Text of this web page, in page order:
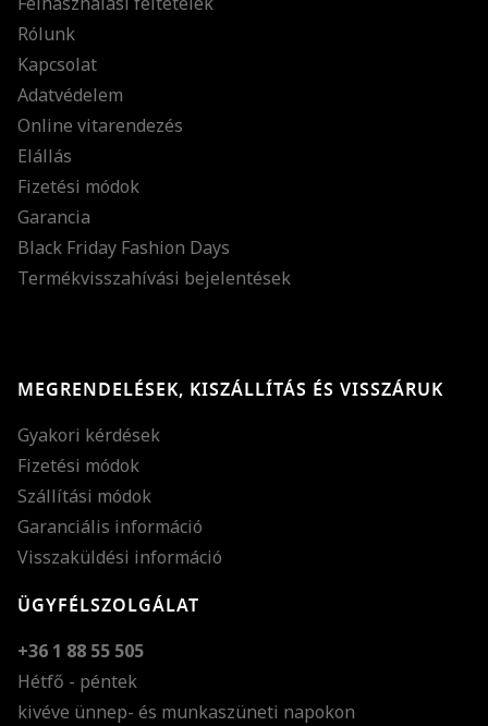
Rólunk
Kapcsolat
Adatvédelem
Online vitarendezés
Elállás
Fizetési módok
Garancia
Black Friday Fashion Days
Termékvisszahívási bejelentések
MEGRENDELÉSEK, KISZÁLLÍTÁS ÉS VISSZÁRUK
Gyakori kérdések
Fizetési módok
Szállítási módok
Garanciális információ
Visszaküldési információ
ÜGYFÉLSZOLGÁLAT
+36 1 88 55 505
Hétfő - péntek
kivéve ünnep- és munkaszüneti napokon